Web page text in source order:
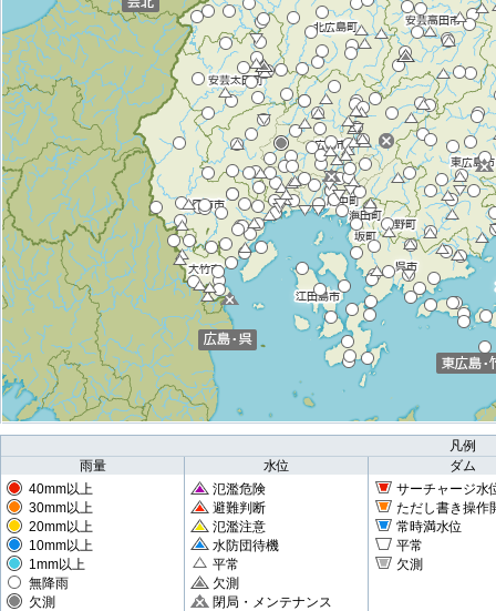
凡例
雨量
40mm以上
30mm以上
20mm以上
10mm以上
1mm以上
無降雨
欠測
水位
氾濫危険
避難判断
氾濫注意
水防団待機
平常
欠測
閉局・メンテナンス
ダム
サーチャージ水
ただし書き操作
常時満水位
平常
欠測